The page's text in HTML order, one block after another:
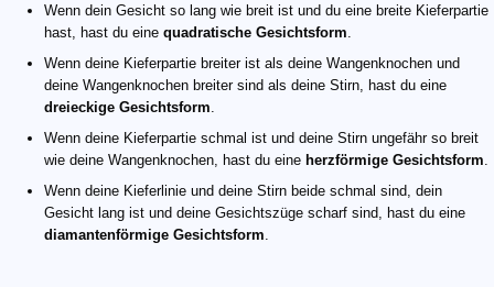
Wenn dein Gesicht so lang wie breit ist und du eine breite Kieferpartie
hast, hast du eine quadratische Gesichtsform
Wenn deine Kieferpartie breiter ist als deine Wangenknochen und
deine Wangenknochen breiter sind als deine Stirn, hast du eine
dreieckige Gesichtsform
Wenn deine Kieferpartie schmal ist und deine Stirn ungefähr so breit
wie deine Wangenknochen, hast du eine herzförmige Gesichtsform
Wenn deine Kieferlinie und deine Stirn beide schmal sind, dein
Gesicht lang ist und deine Gesichtszüge scharf sind, hast du eine
diamantenförmige Gesichtsform